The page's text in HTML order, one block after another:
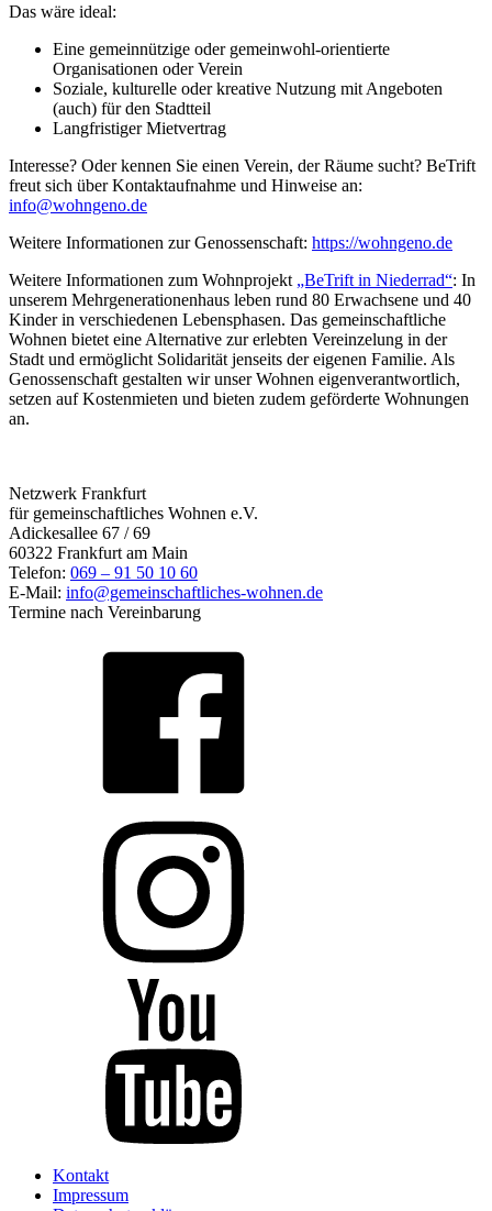
Das wäre ideal:
Eine gemeinnützige oder gemeinwohl-orientierte
Organisationen oder Verein
Soziale, kulturelle oder kreative Nutzung mit Angeboten
(auch) für den Stadtteil
Langfristiger Mietvertrag
Interesse? Oder kennen Sie einen Verein, der Räume sucht? BeTrift
freut sich über Kontaktaufnahme und Hinweise an:
info@wohngeno.de
Weitere Informationen zur Genossenschaft: https://wohngeno.de
Weitere Informationen zum Wohnprojekt „BeTrift in Niederrad“: In
unserem Mehrgenerationenhaus leben rund 80 Erwachsene und 40
Kinder in verschiedenen Lebensphasen. Das gemeinschaftliche
Wohnen bietet eine Alternative zur erlebten Vereinzelung in der
Stadt und ermöglicht Solidarität jenseits der eigenen Familie. Als
Genossenschaft gestalten wir unser Wohnen eigenverantwortlich,
setzen auf Kostenmieten und bieten zudem geförderte Wohnungen
an.
Netzwerk Frankfurt
für gemeinschaftliches Wohnen e.V.
Adickesallee 67 / 69
60322 Frankfurt am Main
Telefon: 069 – 91 50 10 60
E-Mail: info@gemeinschaftliches-wohnen.de
Termine nach Vereinbarung
Kontakt
Impressum